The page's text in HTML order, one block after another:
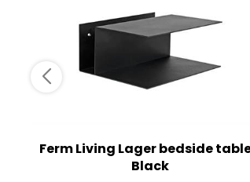
Ferm Living Lager bedside
Black